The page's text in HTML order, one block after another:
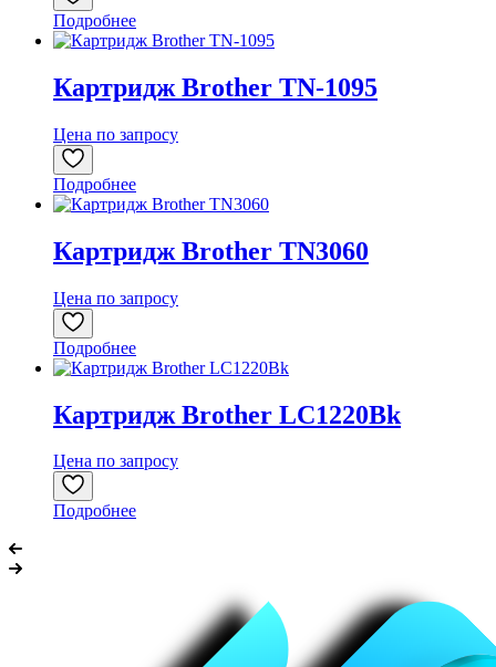
Подробнее
Картридж Brother TN-1095
Цена по запросу
Подробнее
Картридж Brother TN3060
Цена по запросу
Подробнее
Картридж Brother LC1220Bk
Цена по запросу
Подробнее